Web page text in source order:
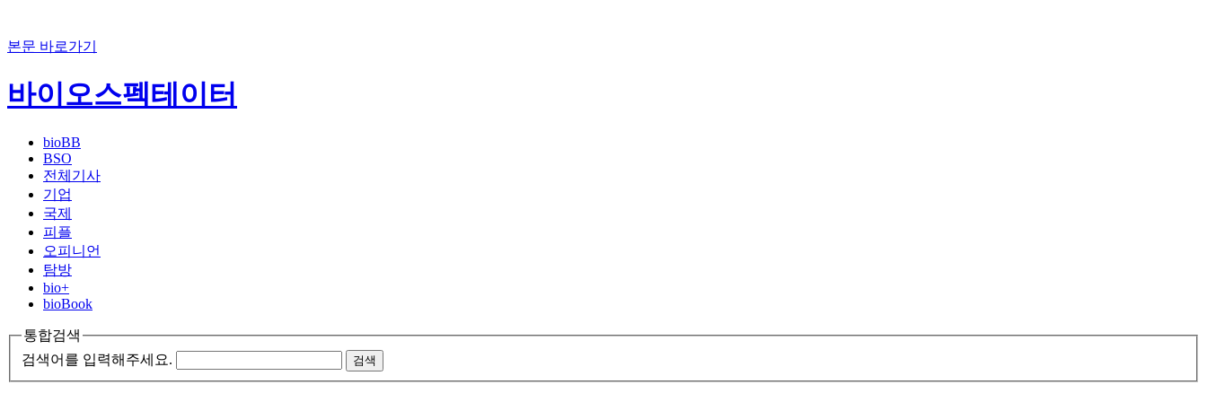
본문 바로가기
바이오스펙테이터
bioBB
BSO
전체기사
기업
국제
피플
오피니언
탐방
bio+
bioBook
통합검색
검색어를 입력해주세요.
검색